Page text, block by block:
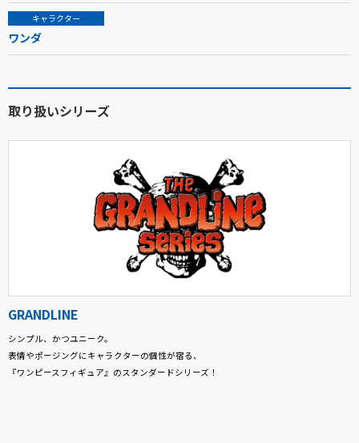
キャラクター
ワンダ
取り扱いシリーズ
GRANDLINE
シンプル、かつユニーク。
表情やポージングにキャラクターの個性が宿る、
『ワンピースフィギュア』のスタンダードシリーズ！